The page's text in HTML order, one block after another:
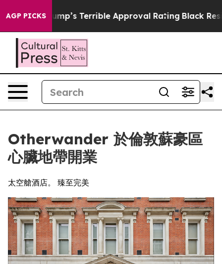
AGP PICKS
Trump’s Terrible Approval Rating Black Residents
Otherwander 於倫敦蘇豪區
心臟地帶開業
太空艙酒店。 臻至完美